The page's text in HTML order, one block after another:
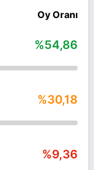
Oy Oranı
%54,86
%30,18
%9,36